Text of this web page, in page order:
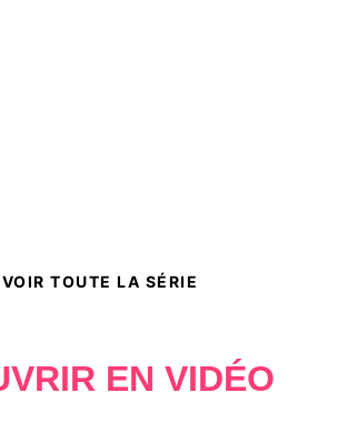
VOIR TOUTE LA SÉRIE
EN VIDÉO